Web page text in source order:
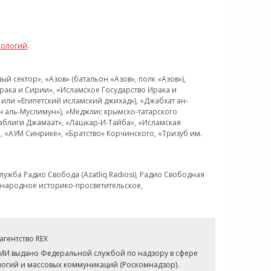
.
«Азов» (батальон «Азов», полк «Азов»),
и Сирии», «Исламское Государство Ирака и
«Египетский исламский джихад»), «Джабхат ан-
Муслимун»), «Меджлис крымско-татарского
Джамаат», «Лашкар-И-Тайба», «Исламская
Синрике», «Братство» Корчинского, «Тризуб им.
Радио Свобода (Azatliq Radiosi), Радио Свободная
историко-просветительское,
REX
выдано Федеральной службой по надзору в сфере
и массовых коммуникаций (Роскомнадзор).